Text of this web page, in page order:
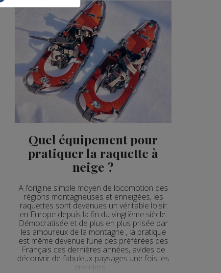
Quel équipement pour
pratiquer la raquette à
neige ?
A l’origine simple moyen de locomotion des
régions montagneuses et enneigées, les
raquettes sont devenues un véritable loisir
en Europe depuis la fin du vingtième siècle.
Démocratisée et de plus en plus prisée par
les amoureux de la montagne , la pratique
est même devenue l’une des préférées des
Français ces dernières années, avides de
découvrir de fabuleux paysages une fois les
premiers ...